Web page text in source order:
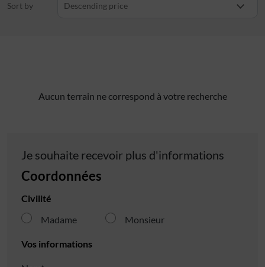
Sort by Descending price
Aucun terrain ne correspond à votre recherche
Je souhaite recevoir plus d'informations
Coordonnées
Civilité
Madame
Monsieur
Vos informations